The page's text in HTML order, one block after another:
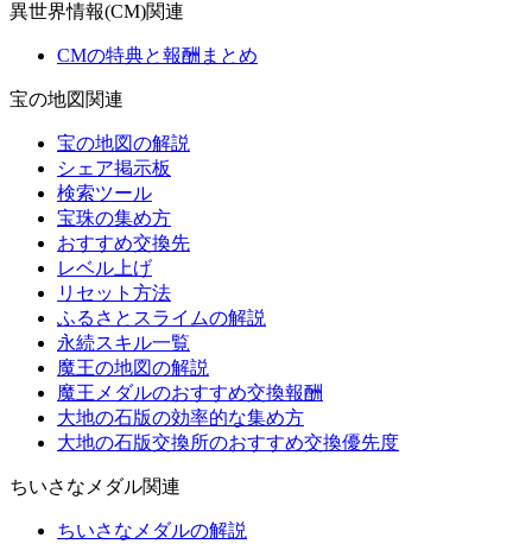
異世界情報(CM)関連
CMの特典と報酬まとめ
宝の地図関連
宝の地図の解説
シェア掲示板
検索ツール
宝珠の集め方
おすすめ交換先
レベル上げ
リセット方法
ふるさとスライムの解説
永続スキル一覧
魔王の地図の解説
魔王メダルのおすすめ交換報酬
大地の石版の効率的な集め方
大地の石版交換所のおすすめ交換優先度
ちいさなメダル関連
ちいさなメダルの解説